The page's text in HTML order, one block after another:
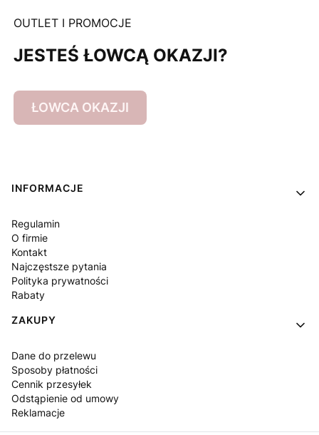
OUTLET I PROMOCJE
JESTEŚ ŁOWCĄ OKAZJI?
ŁOWCA OKAZJI
Linki w stopce
INFORMACJE
Regulamin
O firmie
Kontakt
Najczęstsze pytania
Polityka prywatności
Rabaty
ZAKUPY
Dane do przelewu
Sposoby płatności
Cennik przesyłek
Odstąpienie od umowy
Reklamacje